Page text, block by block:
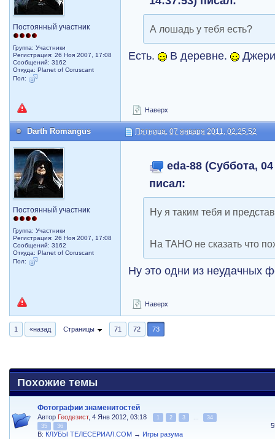
Постоянный участник
Группа: Участники
Регистрация: 26 Ноя 2007, 17:08
Сообщений: 3162
Откуда: Planet of Coruscant
Пол:
А лошадь у тебя есть?
Есть. В деревне.
Наверх
Darth Romangus Пятница, 07 января 2011, 02:25:52
Постоянный участник
Группа: Участники
Регистрация: 26 Ноя 2007, 17:08
Сообщений: 3162
Откуда: Planet of Coruscant
Пол:
eda-88 (Суббота,
писал:
Ну я таким тебя и
На ТАНО не сказать что
Ну это одни из неудачных
Наверх
1 «назад Страницы 71 72 73
Похожие темы
Фотографии знаменитостей
Автор Геодезист, 4 Янв 2012, 03:18 1 2 3 ...
34
35
36
В: КЛУБЫ ТЕЛЕСЕРИАЛ.COM → Игры разума